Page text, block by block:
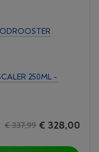
250ML -
€ 337,99 € 328,00